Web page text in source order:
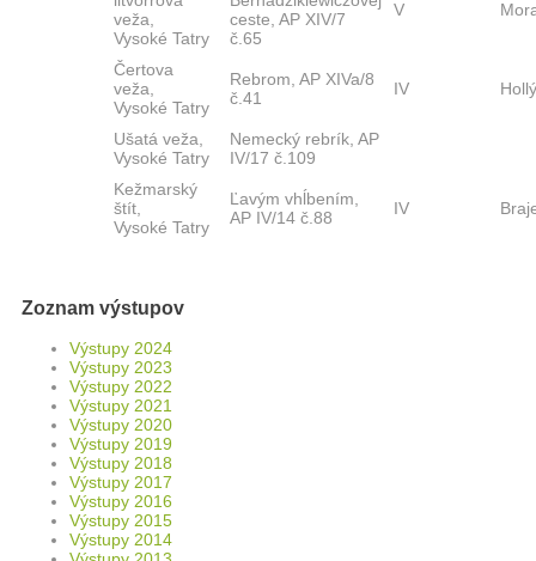
veža,
Vysoké Tatry
ceste, AP XIV/7
č.65
V
Čertova
veža,
Vysoké Tatry
Rebrom, AP XIVa/8
č.41
IV
Ušatá veža,
Vysoké Tatry
Nemecký rebrík, AP
IV/17 č.109
Kežmarský
štít,
Vysoké Tatry
Ľavým vhĺbením,
AP IV/14 č.88
IV
Zoznam výstupov
Výstupy 2024
Výstupy 2023
Výstupy 2022
Výstupy 2021
Výstupy 2020
Výstupy 2019
Výstupy 2018
Výstupy 2017
Výstupy 2016
Výstupy 2015
Výstupy 2014